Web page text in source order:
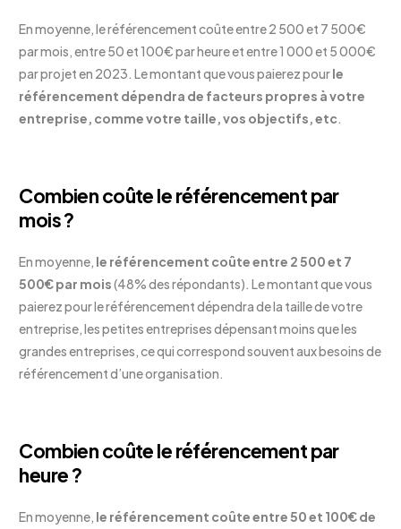
En moyenne, le référencement coûte entre 2 500 et 7 500€
par mois, entre 50 et 100€ par heure et entre 1 000 et 5 000€
par projet en 2023. Le montant que vous paierez pourle
référencement dépendra de facteurs propres à votre
entreprise, comme votre taille, vos objectifs, etc.
Combien coûte le référencement par
mois ?
En moyenne, le référencement coûte entre 2 500 et 7
500€ par mois(48% des répondants). Le montant que vous
paierez pour le référencement dépendra de la taille de votre
entreprise, les petites entreprises dépensant moins que les
grandes entreprises, ce qui correspond souvent aux besoins de
référencement d’une organisation.
Combien coûte le référencement par
heure ?
En moyenne, le référencement coûte entre 50 et 100€ de